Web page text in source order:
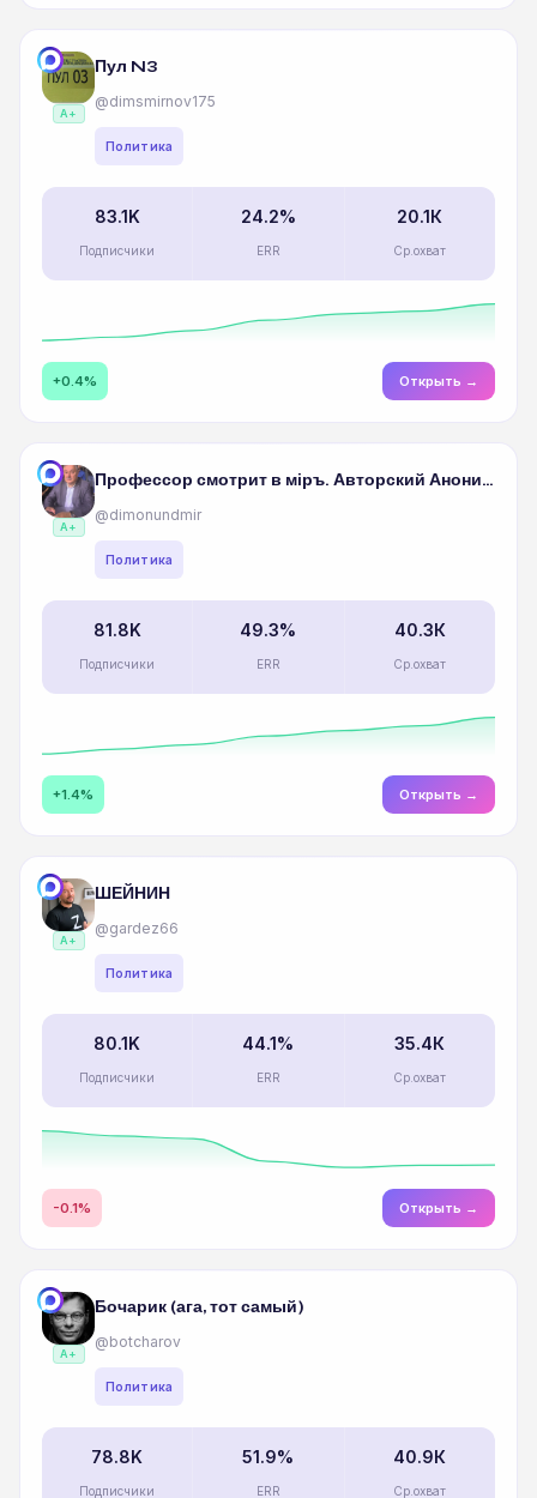
A+
Пул N3
@dimsmirnov175
Политика
83.1K
Подписчики
24.2%
ERR
20.1К
Ср.охват
+0.4% Открыть →
A+
Профессор смотрит в мiръ. Авторский Анонимный канал Дмитрия Евстафьева
@dimonundmir
Политика
81.8K
Подписчики
49.3%
ERR
40.3К
Ср.охват
+1.4% Открыть →
A+
ШЕЙНИН
@gardez66
Политика
80.1K
Подписчики
44.1%
ERR
35.4К
Ср.охват
-0.1% Открыть →
A+
Бочарик (ага, тот самый)
@botcharov
Политика
78.8K
Подписчики
51.9%
ERR
40.9К
Ср.охват